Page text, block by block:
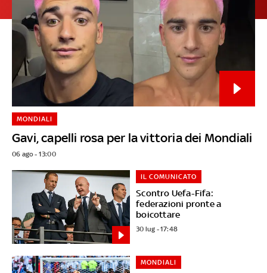
Gavi, capelli rosa per la vittoria dei Mondiali
MONDIALI
06 ago - 13:00
Scontro Uefa-Fifa:
federazioni pronte a
boicottare
IL COMUNICATO
30 lug - 17:48
MONDIALI